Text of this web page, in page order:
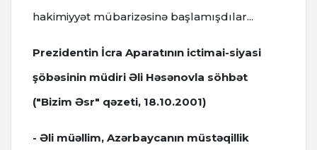
hakimiyyət mübarizəsinə başlamışdılar...
Prezidentin İcra Aparatının ictimai-siyasi
şöbəsinin müdiri Əli Həsənovla söhbət
("Bizim Əsr" qəzeti, 18.10.2001)
- Əli müəllim, Azərbaycanın müstəqillik